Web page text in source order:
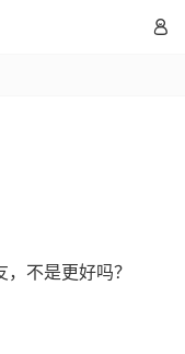

不是更好吗？